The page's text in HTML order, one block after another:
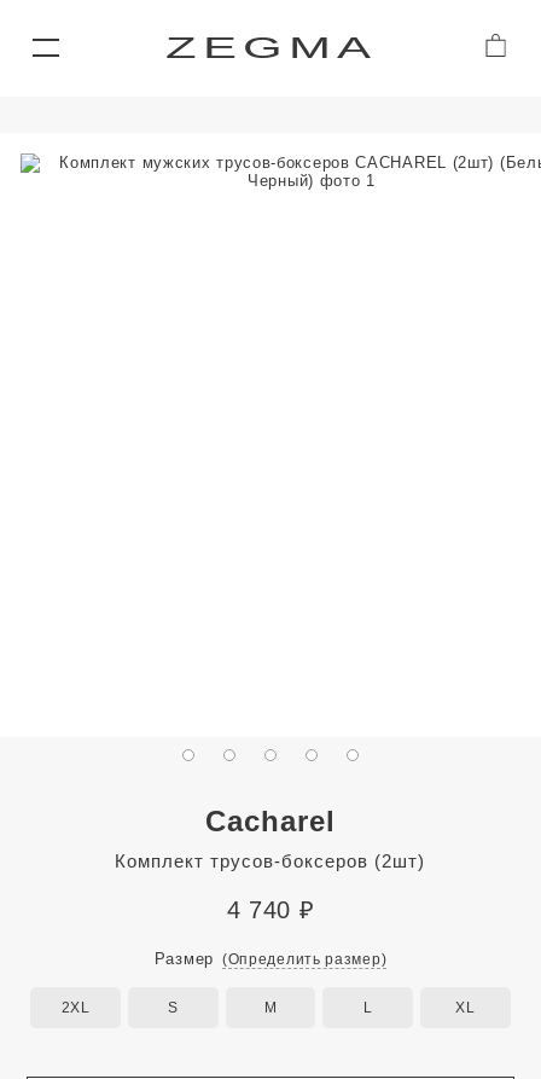
ZEGMA
Cacharel
Комплект трусов-боксеров (2шт)
4 740 ₽
Размер (Определить размер)
2XL S M L XL